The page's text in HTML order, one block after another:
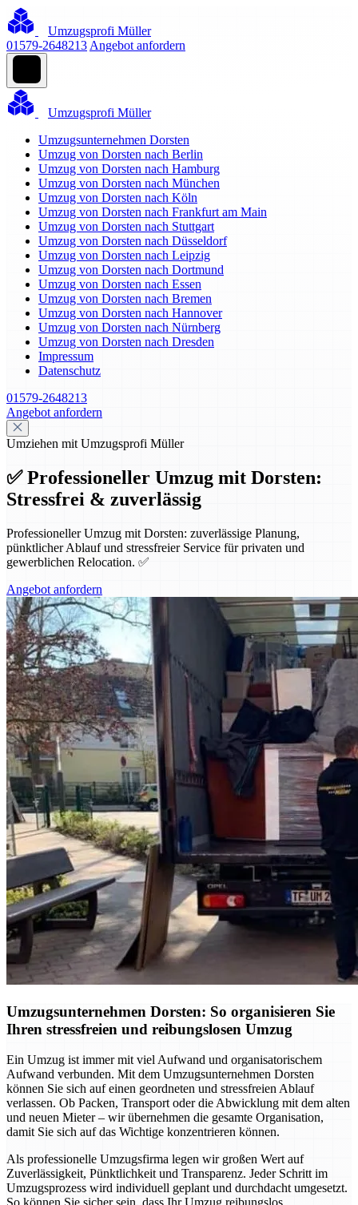
Umzugsprofi Müller
01579-2648213 Angebot anfordern
Umzugsprofi Müller
Umzugsunternehmen Dorsten
Umzug von Dorsten nach Berlin
Umzug von Dorsten nach Hamburg
Umzug von Dorsten nach München
Umzug von Dorsten nach Köln
Umzug von Dorsten nach Frankfurt am Main
Umzug von Dorsten nach Stuttgart
Umzug von Dorsten nach Düsseldorf
Umzug von Dorsten nach Leipzig
Umzug von Dorsten nach Dortmund
Umzug von Dorsten nach Essen
Umzug von Dorsten nach Bremen
Umzug von Dorsten nach Hannover
Umzug von Dorsten nach Nürnberg
Umzug von Dorsten nach Dresden
Impressum
Datenschutz
01579-2648213
Angebot anfordern
Umziehen mit Umzugsprofi Müller
✅ Professioneller Umzug mit Dorsten:
Stressfrei & zuverlässig
Professioneller Umzug mit Dorsten: zuverlässige Planung,
pünktlicher Ablauf und stressfreier Service für privaten und
gewerblichen Relocation. ✅
Angebot anfordern
Umzugsunternehmen Dorsten: So organisieren Sie
Ihren stressfreien und reibungslosen Umzug
Ein Umzug ist immer mit viel Aufwand und organisatorischem
Aufwand verbunden. Mit dem Umzugsunternehmen Dorsten
können Sie sich auf einen geordneten und stressfreien Ablauf
verlassen. Ob Packen, Transport oder die Abwicklung mit dem alten
und neuen Mieter – wir übernehmen die gesamte Organisation,
damit Sie sich auf das Wichtige konzentrieren können.
Als professionelle Umzugsfirma legen wir großen Wert auf
Zuverlässigkeit, Pünktlichkeit und Transparenz. Jeder Schritt im
Umzugsprozess wird individuell geplant und durchdacht umgesetzt.